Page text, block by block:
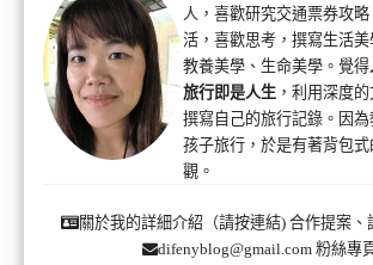
人，喜歡研究交通票券攻
活，喜歡思考，撰寫生活美
教養美學、生命美學。覺得
旅行即是人生 ，利用深度
撰寫自己的旅行記錄。因
孩子旅行，於是有著背包
觀。
關於我的詳細介紹（請按連結)合作提案、
difenyblog@gmail.com 粉絲專